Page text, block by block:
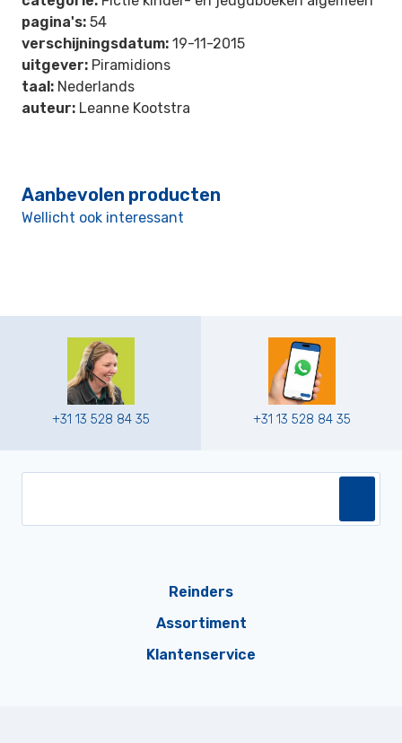
pagina's: 54
verschijningsdatum: 19-11-2015
uitgever: Piramidions
taal: Nederlands
auteur: Leanne Kootstra
Aanbevolen producten
Wellicht ook interessant
+31 13 528 84 35 +31 13 528 84 35
Reinders
Assortiment
Klantenservice